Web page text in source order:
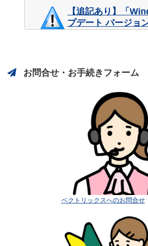
PRO EX Plus 発
投稿: 2020-09-29
2020年10月より
オンラインアッ
PRO CX
ンラインアップデートでQC PRO
2026 省人・省
（2026/2/18）
スへ多数ご来場頂き、誠にありが
た。 社員一同心より感謝申し上 […]
テレメジャーII
投稿: 2022-05-26
（TXG-RS、TXG-RSQ）がフュー
ックウェル硬度計 FR-1e,-2e,-3e,
画をアップしました。 ぜひご覧く
投稿: 2023-11-17
ベクトリックスのYouTubeチャン
ト 超音波厚さ計 72DL PLUSから
画をアップしました。 ぜひご覧く
つづきを見る 【追記あり】「
プデート バージョ
「Windows 11 バージョン 24H2
いてQCPROの共有フォルダが
ることが判明しました。 これに
トで検査表などをファイルサー
[…]
QC PRO
があり修正版
2024/12/11
QC PROVer.8のサポート会員様
ップデートでQC PROの最新版
（Ver.8.02.006）が入手できます
Ver.8.02.005にアップデートを
Windows10 、
お問合せ・お手続きフォーム
ベクトリックスへのお問合せ